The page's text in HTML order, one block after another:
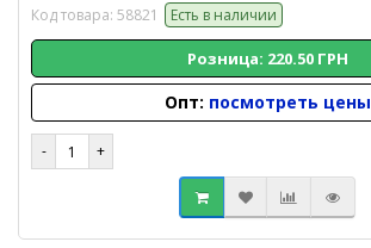
Код товара: 58821 Есть в наличии
Розница: 220.50 ГРН
Опт: посмотреть цены